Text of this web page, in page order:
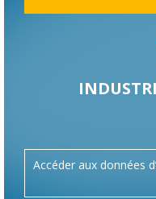
Accéder aux données